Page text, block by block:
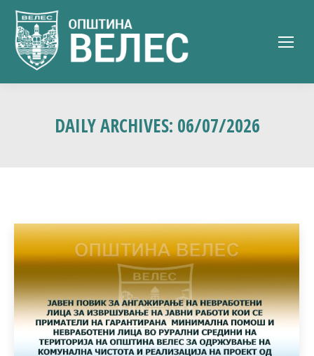
DAILY ARCHIVES: 06/07/2026